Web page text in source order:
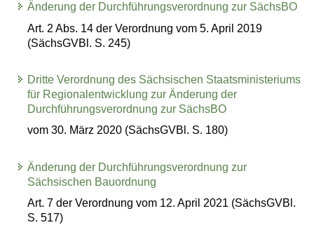
Änderung der Durchführungsverordnung zur SächsBO
Art. 2 Abs. 14 der Verordnung vom 5. April 2019
(SächsGVBl. S. 245)
Dritte Verordnung des Sächsischen Staatsministeriums
für Regionalentwicklung zur Änderung der
Durchführungsverordnung zur SächsBO
vom 30. März 2020 (SächsGVBl. S. 180)
Änderung der Durchführungsverordnung zur
Sächsischen Bauordnung
Art. 7 der Verordnung vom 12. April 2021 (SächsGVBl.
S. 517)